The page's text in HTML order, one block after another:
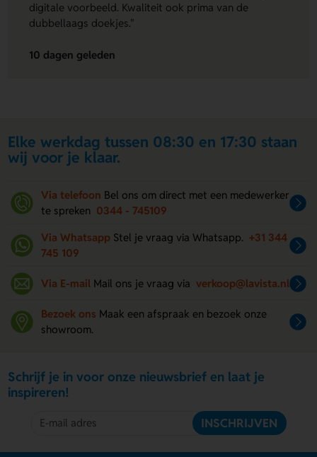
digitale voorbeeld. Kwaliteit ook prima van de
dubbellaags doekjes."
10 dagen geleden
Elke werkdag tussen 08:30 en 17:30 staan
wij voor je klaar.
Via telefoon Bel ons om direct met een medewerker
te spreken 0344 - 745109
Via Whatsapp Stel je vraag via Whatsapp. +31 344
745 109
Via E-mail Mail ons je vraag via verkoop@lavista.nl
Bezoek ons Maak een afspraak en bezoek onze
showroom.
Schrijf je in voor onze nieuwsbrief en laat je
inspireren!
INSCHRIJVEN